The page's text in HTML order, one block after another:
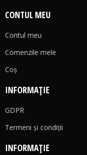
CONTUL MEU
Contul meu
Comenzile mele
Coş
INFORMAȚIE
GDPR
Termeni și condiții
INFORMAȚIE